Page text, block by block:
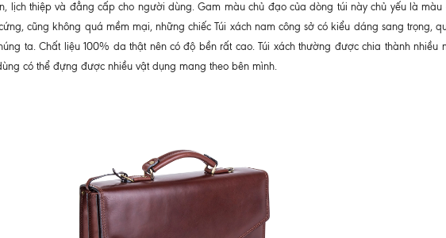
lịch thiệp và đẳng cấp cho người dùng. Gam màu chủ đạo của dòng túi này chủ yếu là màu
cũng không quá mềm mại, những chiếc Túi xách nam công sở có kiểu dáng sang trọng,
ta. Chất liệu 100% da thật nên có độ bền rất cao. Túi xách thường được chia thành nhiều
có thể đựng được nhiều vật dụng mang theo bên mình.